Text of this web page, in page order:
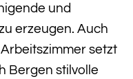
und
erzeugen. Auch
setzt
Bergen stilvolle